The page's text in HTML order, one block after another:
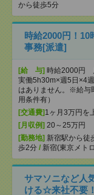
から徒歩5分
時給2000円！
事務[派遣]
[給 与] 時給2000円
実働5h30m×週5日×4
はありません。※給与
用条件有）
[交通費] 1ヶ月3万円を
[月収例] 20～25万円
[勤務地] 新宿駅から徒
歩2分 / 新宿(東京メト
サマソニなど人
ける☆来社不要